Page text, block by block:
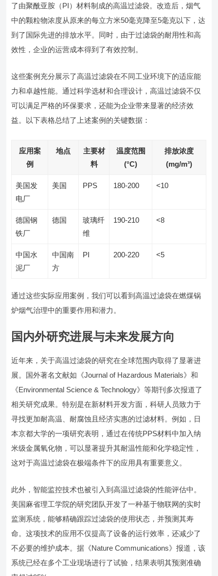
了由聚酰亚胺（PI）材料制成的高温过滤袋。改造后，烟气
中的颗粒物浓度从原来的每立方米50毫克降至5毫克以下，达
到了国际先进的排放水平。同时，由于过滤袋的耐用性和高
效性，企业的运营成本得到了有效控制。
这些案例充分展示了高温过滤袋在不同工业环境下的适应能
力和卓越性能。通过科学选材和合理设计，高温过滤袋不仅
可以满足严格的环保要求，还能为企业带来显著的经济效
益。以下表格总结了上述案例的关键数据：
应用案
例
地点
主要材
料
温度范围
(°C)
排放浓度
(mg/m³)
美国发
电厂
美国 PPS 180-200 <10
德国钢
铁厂
德国
玻璃纤
维
190-210 <8
中国水
泥厂
中国南
方
PI 200-220 <5
通过这些实际应用案例，我们可以看到高温过滤袋在燃煤锅
炉烟气治理中的重要作用和潜力。
国内外研究进展与未来发展方向
近年来，关于高温过滤袋的研究在全球范围内取得了显著进
展。国外著名文献如《Journal of Hazardous Materials》和
《Environmental Science & Technology》等期刊多次报道了
相关研究成果。特别是在新材料开发方面，科研人员致力于
寻找更加耐高温、耐腐蚀且经济实惠的过滤材料。例如，日
本京都大学的一项研究表明，通过在传统PPS材料中加入纳
米级金属氧化物，可以显著提升其耐温性能和化学稳定性，
这对于高温过滤袋在极端条件下的应用具有重要意义。
此外，智能监控技术也被引入到高温过滤袋的性能评估中。
美国麻省理工学院的研究团队开发了一种基于物联网的实时
监测系统，能够精确跟踪过滤袋的使用状态，并预测其寿
命。这项技术的应用不仅提高了设备的运行效率，还减少了
不必要的维护成本。据《Nature Communications》报道，该
系统已经在多个工业现场进行了试验，结果表明其预测准确